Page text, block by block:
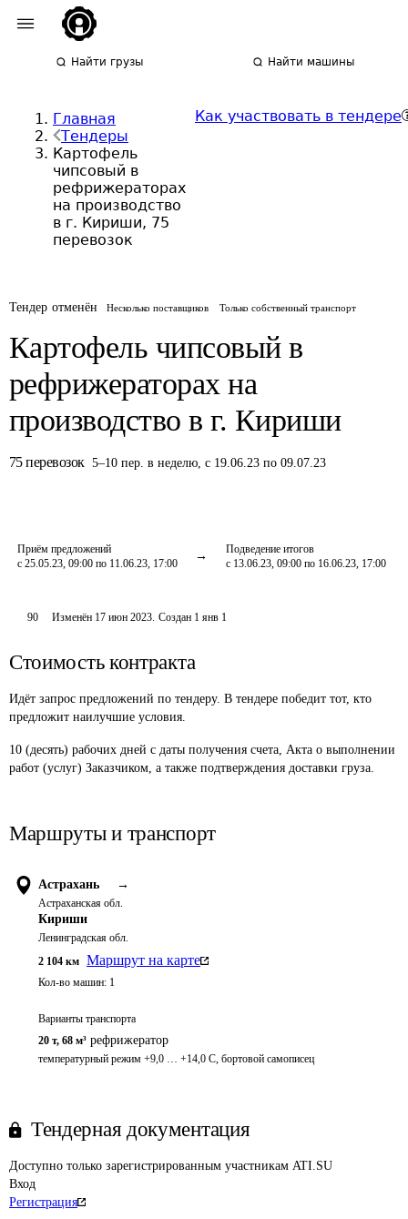
Найти грузы Найти машины
Главная
Тендеры
Картофель
чипсовый в
рефрижераторах
на производство
в г. Кириши, 75
перевозок
Как участвовать в тендере
Тендер отменён Несколько поставщиков Только собственный транспорт
Картофель чипсовый в
рефрижераторах на
производство в г. Кириши
75 перевозок 5–10 пер. в неделю, с 19.06.23 по 09.07.23
Приём предложений
с 25.05.23, 09:00 по 11.06.23, 17:00
Подведение итогов
с 13.06.23, 09:00 по 16.06.23, 17:00
90 Изменён 17 июн 2023. Создан 1 янв 1
Стоимость контракта
Идёт запрос предложений по тендеру. В тендере победит тот, кто
предложит наилучшие условия.
10 (десять) рабочих дней с даты получения счета, Акта о выполнении
работ (услуг) Заказчиком, а также подтверждения доставки груза.
Маршруты и транспорт
Астрахань →
Астраханская обл.
Кириши
Ленинградская обл.
2 104 км Маршрут на карте
Кол-во машин: 1
Варианты транспорта
20 т, 68 м³ рефрижератор
температурный режим +9,0 … +14,0 С, бортовой самописец
Тендерная документация
Доступно только зарегистрированным участникам ATI.SU
Вход
Регистрация